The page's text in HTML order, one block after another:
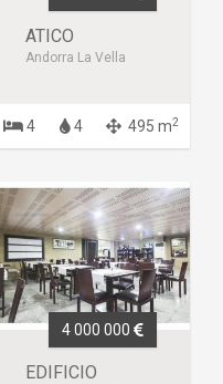
ATICO
Andorra La Vella
4 4 495 m2
4 000 000
EDIFICIO